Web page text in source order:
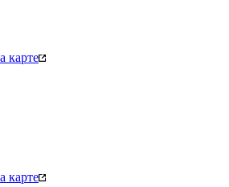
карте
карте